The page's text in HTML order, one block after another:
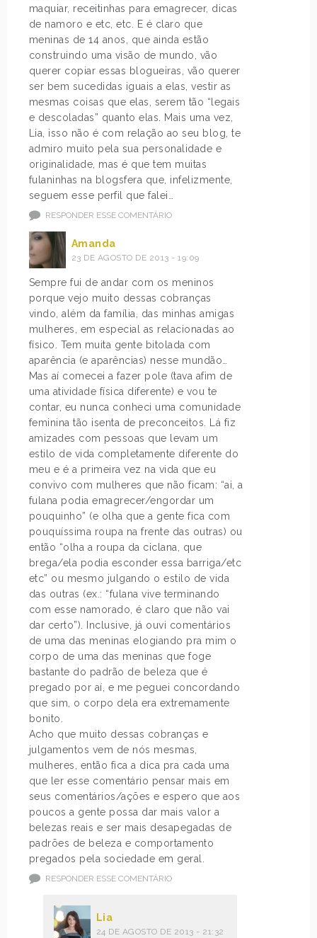
maquiar, receitinhas para emagrecer, dicas
de namoro e etc, etc. E é claro que
meninas de 14 anos, que ainda estão
construindo uma visão de mundo, vão
querer copiar essas blogueiras, vão querer
ser bem sucedidas iguais a elas, vestir as
mesmas coisas que elas, serem tão “legais
e descoladas” quanto elas. Mais uma vez,
Lia, isso não é com relação ao seu blog, te
admiro muito pela sua personalidade e
originalidade, mas é que tem muitas
fulaninhas na blogsfera que, infelizmente,
seguem esse perfil que falei…
RESPONDER ESSE COMENTÁRIO
Amanda
23 DE AGOSTO DE 2013 - 19:09
Sempre fui de andar com os meninos
porque vejo muito dessas cobranças
vindo, além da família, das minhas amigas
mulheres, em especial as relacionadas ao
físico. Tem muita gente bitolada com
aparência (e aparências) nesse mundão…
Mas aí comecei a fazer pole (tava afim de
uma atividade física diferente) e vou te
contar, eu nunca conheci uma comunidade
feminina tão isenta de preconceitos. Lá fiz
amizades com pessoas que levam um
estilo de vida completamente diferente do
meu e é a primeira vez na vida que eu
convivo com mulheres que não ficam: “ai, a
fulana podia emagrecer/engordar um
pouquinho” (e olha que a gente fica com
pouquíssima roupa na frente das outras) ou
então “olha a roupa da ciclana, que
brega/ela podia esconder essa barriga/etc
etc” ou mesmo julgando o estilo de vida
das outras (ex.: “fulana vive terminando
com esse namorado, é claro que não vai
dar certo”). Inclusive, já ouvi comentários
de uma das meninas elogiando pra mim o
corpo de uma das meninas que foge
bastante do padrão de beleza que é
pregado por aí, e me peguei concordando
que sim, o corpo dela era extremamente
bonito.
Acho que muito dessas cobranças e
julgamentos vem de nós mesmas,
mulheres, então fica a dica pra cada uma
que ler esse comentário pensar mais em
seus comentários/ações e espero que aos
poucos a gente possa dar mais valor a
belezas reais e ser mais desapegadas de
padrões de beleza e comportamento
pregados pela sociedade em geral.
RESPONDER ESSE COMENTÁRIO
Lia
24 DE AGOSTO DE 2013 - 21:32